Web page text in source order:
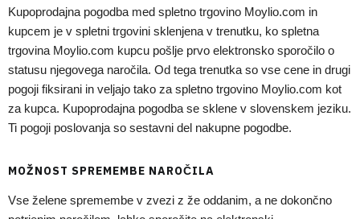
Kupoprodajna pogodba med spletno trgovino Moylio.com in
kupcem je v spletni trgovini sklenjena v trenutku, ko spletna
trgovina Moylio.com kupcu pošlje prvo elektronsko sporočilo o
statusu njegovega naročila. Od tega trenutka so vse cene in drugi
pogoji fiksirani in veljajo tako za spletno trgovino Moylio.com kot
za kupca. Kupoprodajna pogodba se sklene v slovenskem jeziku.
Ti pogoji poslovanja so sestavni del nakupne pogodbe.
MOŽNOST SPREMEMBE NAROČILA
Vse želene spremembe v zvezi z že oddanim, a ne dokončno